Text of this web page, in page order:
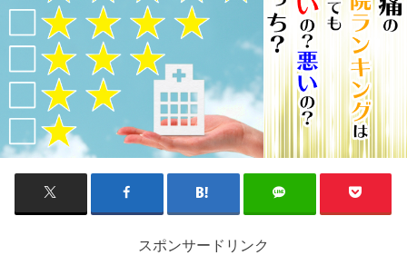
スポンサードリンク